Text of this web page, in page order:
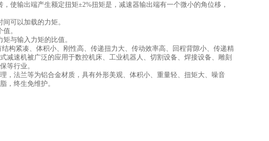
输出端产生额定扭矩±2%扭矩是，减速器输出端有一个微小的角位移，
可以加载的力矩。
。
与输入力矩的比值。
紧凑、体积小、刚性高、传递扭力大、传动效率高、回程背隙小、传递精
减速机被广泛的应用于数控机床、工业机器人、切割设备、焊接设备、雕刻
等行业。
法兰等为铝合金材质，具有外形美观、体积小、重量轻、扭矩大、噪音
，终生免维护。